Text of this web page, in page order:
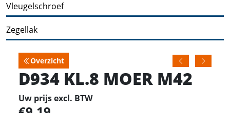
Vleugelschroef
Zegellak
Overzicht
D934 KL.8 MOER M42
Uw prijs excl. BTW